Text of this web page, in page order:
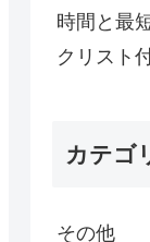
時間と最
クリスト
カテゴ
その他